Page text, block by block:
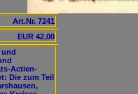
Art.Nr. 7241
EUR 42,00
und
Actien-
Die zum Teil